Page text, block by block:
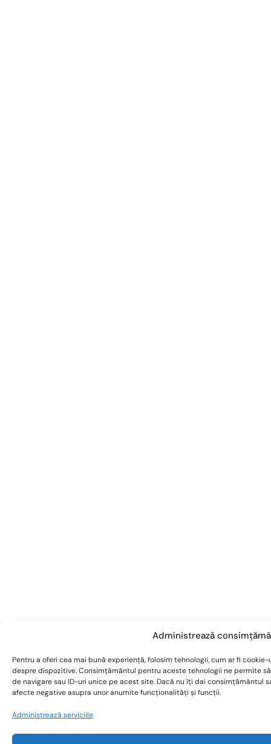
Administrează
Pentru a oferi cea mai bună experiență, folosim tehnologii, cum ar fi
despre dispozitive. Consimțământul pentru aceste tehnologii ne permite
de navigare sau ID-uri unice pe acest site. Dacă nu îți dai consimțământul
afecte negative asupra unor anumite funcționalități și funcții.
Administrează serviciile